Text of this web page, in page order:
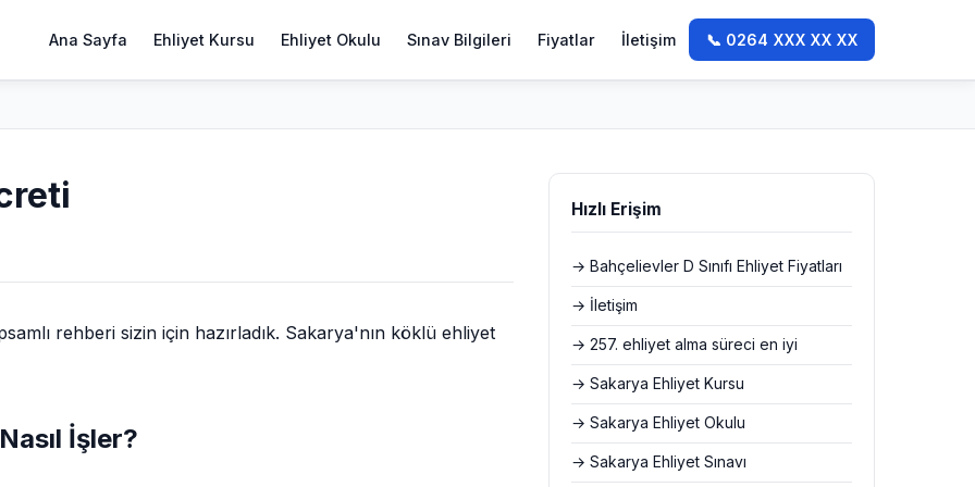
Ana Sayfa Ehliyet Kursu Ehliyet Okulu Sınav Bilgileri Fiyatlar İletişim 📞 0264 XXX XX XX
rehberi sizin için hazırladık. Sakarya'nın köklü ehliyet
İşler?
Hızlı Erişim
→ Bahçelievler D Sınıfı Ehliyet Fiyatları
→ İletişim
→ 257. ehliyet alma süreci en iyi
→ Sakarya Ehliyet Kursu
→ Sakarya Ehliyet Okulu
→ Sakarya Ehliyet Sınavı